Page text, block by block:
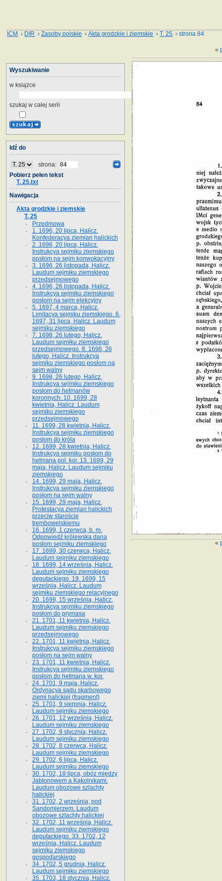
ICM › DIR ›Zasoby polskie ›Akta grodzkie i ziemskie ›T. 25 › strona 84
«
«
Wyszukiwanie
w książce
szukaj w całej serii
Idź do
strona:
Pobierz pełen tekst
T. 25.txt
Nawigacja
Akta grodzkie i ziemskie
T. 25
Przedmowa
1. 1696, 20 lipca, Halicz.
Konfederacya ziemian halickich
2. 1696, 20 lipca, Halicz.
Instrukcya sejmiku ziemskiego
posłom na sejm konwokacyjny
3. 1696, 26 listopada, Halicz.
Laudum sejmiku ziemskiego
przedsejmowego
4. 1696, 26 listopada, Halicz.
Instrukcya sejmiku ziemskiego
posłom na sejm elekcyjny
5. 1697, 4 marca, Halicz.
Limitacya sejmiku ziemskiego. 6.
1697, 31 lipca, Halicz. Laudum
sejmiku ziemskiego
7. 1698, 26 lutego, Halicz.
Laudum sejmiku ziemskiego
przedsejmowego. 8. 1698, 26
lutego, Halicz. Instrukcya
sejmiku ziemskiego posłom na
sejm walny
9. 1698, 26 lutego, Halicz.
Instrukcya sejmiku ziemskiego
posłom do hetmanów
koronnych. 10. 1699, 28
kwietnia, Halicz. Laudum
sejmiku ziemskiego
przedsejmowego
11. 1699, 28 kwietnia, Halicz.
Instrukcya sejmiku ziemskiego
posłom do króla
12. 1699, 28 kwietnia, Halicz.
Instrukcya sejmiku posłom do
hetmana pol. kor. 13. 1699, 29
maja, Halicz. Laudum sejmiku
ziemskiego
14. 1699, 29 maja, Halicz.
Instrukcya sejmiku ziemskiego
posłom na sejm walny
15. 1699, 29 maja, Halicz.
Protestacya ziemian halickich
przeciw staroście
trembowelskiemu
16. 1699, 1 czerwca, b. m.
Odpowiedź królewska dana
posłom sejmiku ziemskiego
17. 1699, 30 czerwca, Halicz.
Laudum sejmiku ziemskiego
18. 1699, 14 września, Halicz.
Laudum sejmiku ziemskiego
deputackiego. 19. 1699, 15
września, Halicz. Laudum
sejmiku ziemskiego relacyjnego
20. 1699, 15 września, Halicz.
Instrukcya sejmiku ziemskiego
posłom do prymasa
21. 1701, 11 kwietnia, Halicz.
Laudum sejmiku ziemskiego
przedsejmowego
22. 1701, 11 kwietnia, Halicz.
Instrukcya sejmiku ziemskiego
posłom na sejm walny
23. 1701, 11 kwietnia, Halicz.
Instrukcya sejmiku ziemskiego
posłom do hetmana w. kor.
24. 1701, 9 maja, Halicz.
Ordynacya sądu skarbowego
ziemi halickiej (fragment)
25. 1701, 9 sierpnia, Halicz.
Laudum sejmiku ziemskiego
26. 1701, 12 września, Halicz.
Laudum sejmiku ziemskiego
27. 1702, 9 stycznia, Halicz.
Laudum sejmiku ziemskiego
28. 1702, 8 czerwca, Halicz.
Laudum sejmiku ziemskiego
29. 1702, 6 lipca, Halicz.
Laudum sejmiku ziemskiego
30. 1702, 18 lipca, obóz między
Jabłonowem a Kąkolnikami.
Laudum obozowe szlachty
halickiej
31. 1702, 2 września, pod
Sandomierzem. Laudum
obozowe szlachty halickiej
32. 1702, 11 września, Halicz.
Laudum sejmiku ziemskiego
deputackiego. 33. 1702, 12
września, Halicz. Laudum
sejmiku ziemskiego
gospodarskiego
34. 1702, 5 grudnia, Halicz.
Laudum sejmiku ziemskiego
35. 1703, 18 stycznia, Halicz.